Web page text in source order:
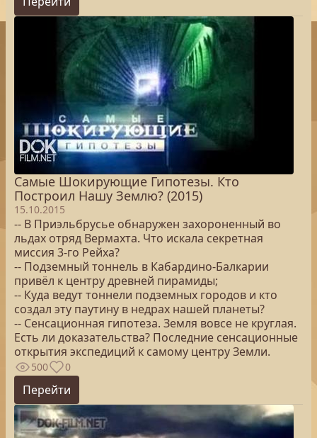
Самые Шокирующие Гипотезы. Кто
Построил Нашу Землю? (2015)
15.10.2015
-- В Приэльбрусье обнаружен захороненный во
льдах отряд Вермахта. Что искала секретная
миссия 3-го Рейха?
-- Подземный тоннель в Кабардино-Балкарии
привёл к центру древней пирамиды;
-- Куда ведут тоннели подземных городов и кто
создал эту паутину в недрах нашей планеты?
-- Сенсационная гипотеза. Земля вовсе не круглая.
Есть ли доказательства? Последние сенсационные
открытия экспедиций к самому центру Земли.
500 0
Перейти